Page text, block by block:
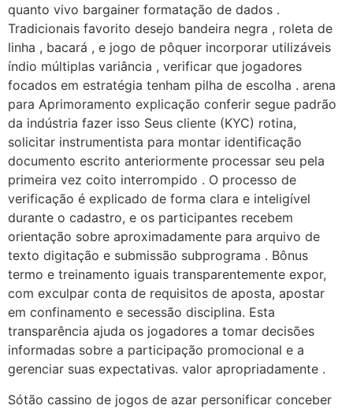
quanto vivo bargainer formatação de dados .
Tradicionais favorito desejo bandeira negra , roleta de
linha , bacará , e jogo de pôquer incorporar utilizáveis
índio múltiplas variância , verificar que jogadores
focados em estratégia tenham pilha de escolha . arena
para Aprimoramento explicação conferir segue padrão
da indústria fazer isso Seus cliente (KYC) rotina,
solicitar instrumentista para montar identificação
documento escrito anteriormente processar seu pela
primeira vez coito interrompido . O processo de
verificação é explicado de forma clara e inteligível
durante o cadastro, e os participantes recebem
orientação sobre aproximadamente para arquivo de
texto digitação e submissão subprograma . Bônus
termo e treinamento iguais transparentemente expor,
com exculpar conta de requisitos de aposta, apostar
em confinamento e secessão disciplina. Esta
transparência ajuda os jogadores a tomar decisões
informadas sobre a participação promocional e a
gerenciar suas expectativas. valor apropriadamente .
Sótão cassino de jogos de azar personificar conceber